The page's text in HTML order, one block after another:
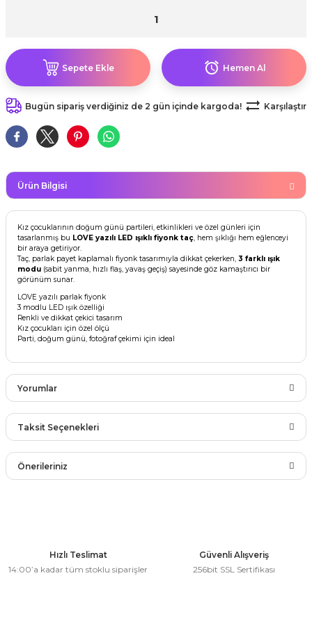
Süsleri (Halloween)
Günü
VE NİKAH Şekeri SARF
dişim
Maskeleri
Çorap
Ürünleri
Sepete Ekle Hemen Al
Bugün sipariş verdiğiniz de 2 gün içinde kargoda! Karşılaştır
Ürün Bilgisi
Kız çocuklarının doğum günü partileri, etkinlikleri ve özel günleri için
tasarlanmış bu LOVE yazılı LED ışıklı fiyonk taç, hem şıklığı hem eğlenceyi
bir araya getiriyor.
Taç, parlak payet kaplamalı fiyonk tasarımıyla dikkat çekerken, 3 farklı ışık
modu (sabit yanma, hızlı flaş, yavaş geçiş) sayesinde göz kamaştırıcı bir
görünüm sunar.
LOVE yazılı parlak fiyonk
3 modlu LED ışık özelliği
Renkli ve dikkat çekici tasarım
Kız çocukları için özel ölçü
Parti, doğum günü, fotoğraf çekimi için ideal
Yorumlar
Bu ürüne ilk yorumu siz yapın!
Taksit Seçenekleri
Önerileriniz
Görüş ve önerileriniz için teşekkür ederiz.
Hızlı Teslimat
14:00’a kadar tüm stoklu siparişler
Güvenli Alışveriş
256bit SSL Sertifikası